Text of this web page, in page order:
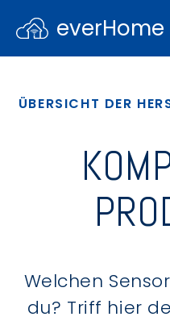
everHome
ÜBERSICHT DER
Welchen
du? Triff hier